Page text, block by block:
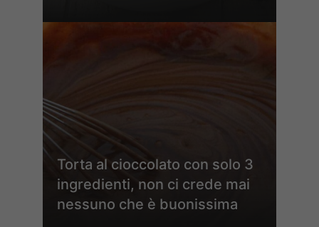
Torta al cioccolato con solo 3
ingredienti, non ci crede mai
nessuno che è buonissima